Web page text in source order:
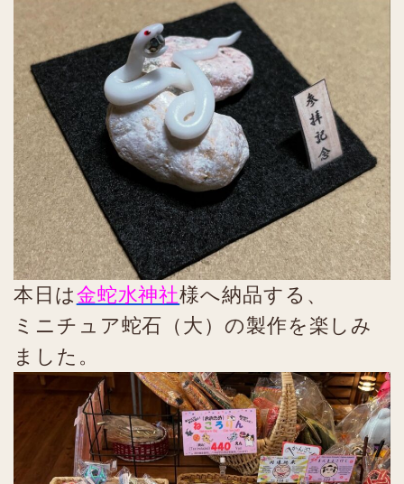
本日は金蛇水神社様へ納品する、
ミニチュア蛇石（大）の製作を楽しみ
ました。